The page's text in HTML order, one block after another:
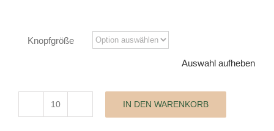
Knopfgröße
Auswahl aufheben
Mantelknopf
IN DEN WARENKORB